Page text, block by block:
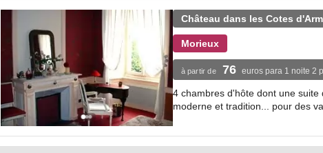
Château dans les Cotes
Morieux
à partir de 76 euros para 1 noite 2
4 chambres d'hôte dont une
moderne et tradition... pour des